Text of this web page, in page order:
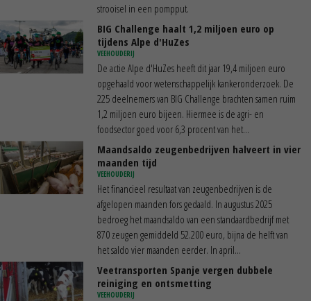
strooisel in een pompput.
BIG Challenge haalt 1,2 miljoen euro op
tijdens Alpe d'HuZes
VEEHOUDERIJ
De actie Alpe d'HuZes heeft dit jaar 19,4 miljoen euro
opgehaald voor wetenschappelijk kankeronderzoek. De
225 deelnemers van BIG Challenge brachten samen ruim
1,2 miljoen euro bijeen. Hiermee is de agri- en
foodsector goed voor 6,3 procent van het...
Maandsaldo zeugenbedrijven halveert in vier
maanden tijd
VEEHOUDERIJ
Het financieel resultaat van zeugenbedrijven is de
afgelopen maanden fors gedaald. In augustus 2025
bedroeg het maandsaldo van een standaardbedrijf met
870 zeugen gemiddeld 52.200 euro, bijna de helft van
het saldo vier maanden eerder. In april...
Veetransporten Spanje vergen dubbele
reiniging en ontsmetting
VEEHOUDERIJ